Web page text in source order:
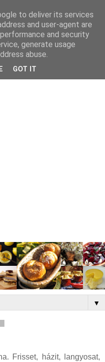
▼
Frisset, házit, langyosat,
to deliver its services
and user-agent are
and security
generate usage
abuse.
GOT IT